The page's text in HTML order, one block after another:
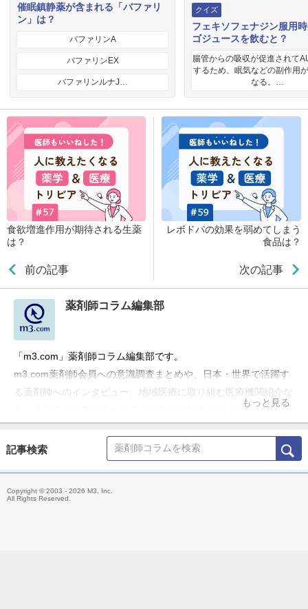
催眠鎮静薬が含まれる「バファリ
ン」は？
バファリンA
バファリンEX
バファリンルナJ…
クイズ
フェキソフェナジン服用
ゴジュースを飲むと？
腸管からの吸収が促進されて
するため、眠気などの副作用
なる。…
食欲増進作用が期待される生薬
は？
前の記事
レボドパの効果を弱めてしまう
食品は？
次の記事
薬剤師コラム編集部
「m3.com」薬剤師コラム編集部です。
m3.com薬剤師会員への意識調査まとめや、日本・世界で活躍す
る薬剤師へのインタビュー、地域医療に取り組む医療機関紹介な
ど、薬剤師の仕事やキャリアに役立つ情報をお届けしています。
もっと見る
記事検索
Copyright © 2003 - 2026 M3, Inc.
All Rights Reserved.